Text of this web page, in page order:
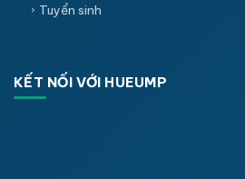
Tuyển sinh
KẾT NỐI VỚI HUEUMP